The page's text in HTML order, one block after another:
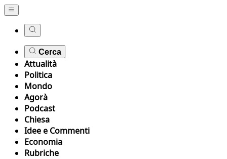
Cerca
Attualità
Politica
Mondo
Agorà
Podcast
Chiesa
Idee e Commenti
Economia
Rubriche